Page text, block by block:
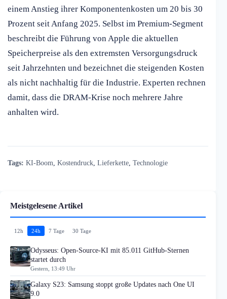
einem Anstieg ihrer Komponentenkosten um 20 bis 30
Prozent seit Anfang 2025. Selbst im Premium-Segment
beschreibt die Führung von Apple die aktuellen
Speicherpreise als den extremsten Versorgungsdruck
seit Jahrzehnten und bezeichnet die steigenden Kosten
als nicht nachhaltig für die Industrie. Experten rechnen
damit, dass die DRAM-Krise noch mehrere Jahre
anhalten wird.
Tags: KI-Boom Kostendruck Lieferkette Technologie
Meistgelesene Artikel
12h 24h 7 Tage 30 Tage
Odysseus: Open-Source-KI mit 85.011 GitHub-Sternen
startet durch
Gestern, 13:49 Uhr
Galaxy S23: Samsung stoppt große Updates nach One UI
9.0